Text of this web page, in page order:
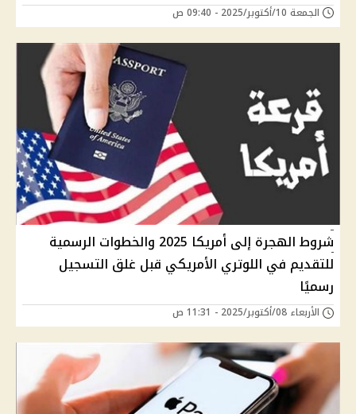
الجمعة 10/أكتوبر/2025 - 09:40 ص
شروط الهجرة إلى أمريكا 2025 والخطوات الرسمية
للتقديم في اللوتري الأمريكي قبل غلق التسجيل
رسميًا
الأربعاء 08/أكتوبر/2025 - 11:31 ص